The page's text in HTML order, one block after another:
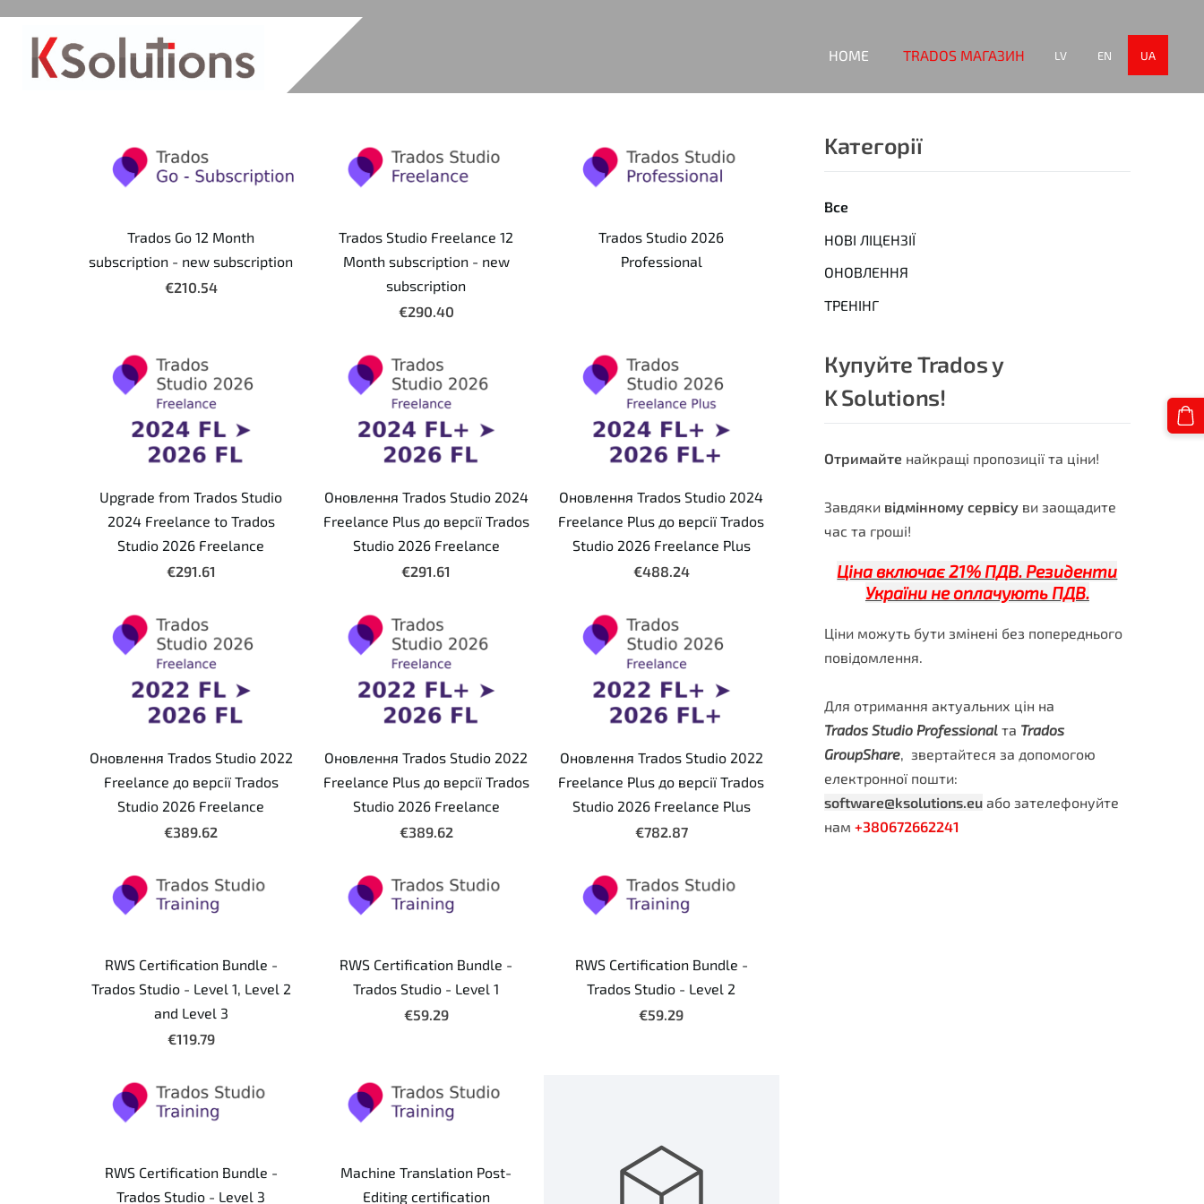
HOME TRADOS МАГАЗИН LV EN UA
Kатегорії
Все
НОВІ ЛІЦЕНЗІЇ
ОНОВЛЕННЯ
ТРЕНІНГ
Купуйте Trados у
K Solutions!
Отримайтенайкращі пропозиції та ціни!
Завдяки відмінному сервісуви заощадите
час та гроші!
Ціна включає 21% ПДВ. Резиденти
України не оплачують ПДВ.
Ціни можуть бути змінені без попереднього
повідомлення.
Для отримання актуальних цін на
Trados Studio Professionalта Trados
GroupShare, звертайтеся за допомогою
електронної пошти:
software@ksolutions.eu або зателефонуйте
нам +380672662241
Trados Go 12 Month
subscription - new subscription
€210.54
Trados Studio Freelance 12
Month subscription - new
subscription
€290.40
Trados Studio 2026
Professional
Upgrade from Trados Studio
2024 Freelance to Trados
Studio 2026 Freelance
€291.61
Оновлення Trados Studio 2024
Freelance Plus до версії Trados
Studio 2026 Freelance
€291.61
Оновлення Trados Studio 2024
Freelance Plus до версії Trados
Studio 2026 Freelance Plus
€488.24
Оновлення Trados Studio 2022
Freelance до версії Trados
Studio 2026 Freelance
€389.62
Оновлення Trados Studio 2022
Freelance Plus до версії Trados
Studio 2026 Freelance
€389.62
Оновлення Trados Studio 2022
Freelance Plus до версії Trados
Studio 2026 Freelance Plus
€782.87
RWS Certification Bundle -
Trados Studio - Level 1, Level 2
and Level 3
€119.79
RWS Certification Bundle -
Trados Studio - Level 1
€59.29
RWS Certification Bundle -
Trados Studio - Level 2
€59.29
RWS Certification Bundle -
Trados Studio - Level 3
Machine Translation Post-
Editing certification